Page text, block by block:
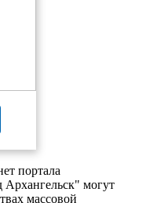
портала
Архангельск" могут
массовой